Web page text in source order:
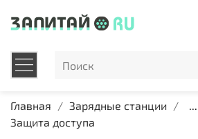
Главная Зарядные станции
...
Защита доступа